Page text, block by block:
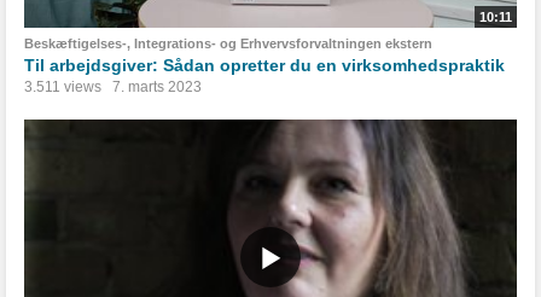
10:11
Beskæftigelses-, Integrations- og Erhvervsforvaltningen ekstern
Til arbejdsgiver: Sådan opretter du en virksomhedspraktik
3.511 views 7. marts 2023